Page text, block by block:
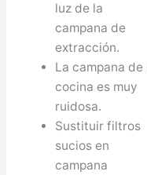
luz de la
campana de
extracción.
La campana de
cocina es muy
ruidosa.
Sustituir filtros
sucios en
campana